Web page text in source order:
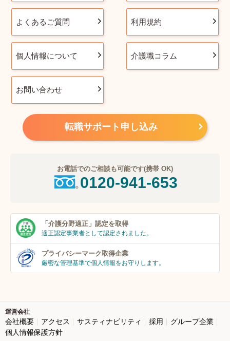
よくあるご質問 利用規約
個人情報について 介護職コラム
お問い合わせ
転職サポート申し込み
お電話でのご相談も可能です(携帯 OK)
0120-941-653
「介護分野適正」 認定を取得
適正認定事業者として認定されました。
プライバシーマーク取得企業
厳密な管理基準で個人情報をお守りします。
運営会社
会社概要 アクセス サスティナビリティ 採用
グループ企業
個人情報保護方針